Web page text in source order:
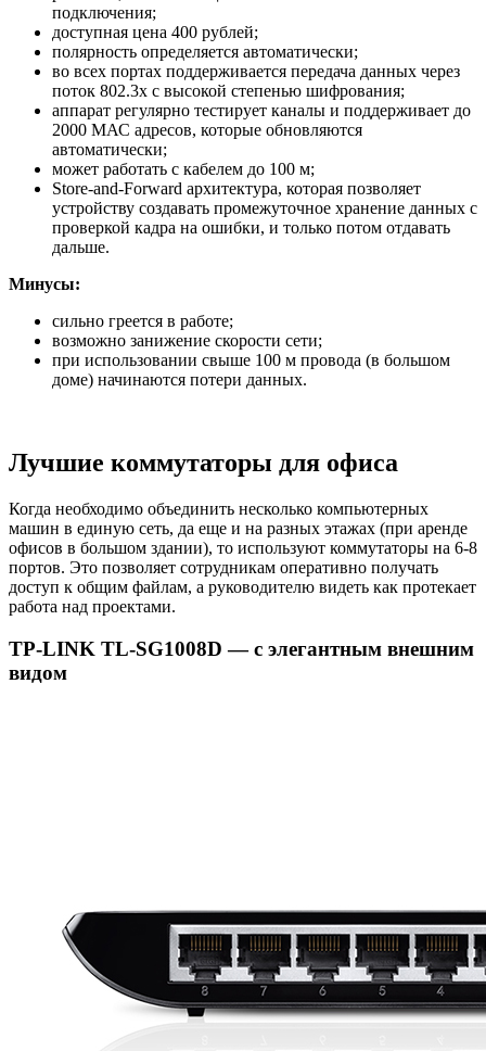
подключения;
доступная цена 400 рублей;
полярность определяется автоматически;
во всех портах поддерживается передача данных через
поток 802.3х с высокой степенью шифрования;
аппарат регулярно тестирует каналы и поддерживает до
2000 МАС адресов, которые обновляются
автоматически;
может работать с кабелем до 100 м;
Store-and-Forward архитектура, которая позволяет
устройству создавать промежуточное хранение данных с
проверкой кадра на ошибки, и только потом отдавать
дальше.
Минусы:
сильно греется в работе;
возможно занижение скорости сети;
при использовании свыше 100 м провода (в большом
доме) начинаются потери данных.
Лучшие коммутаторы для офиса
Когда необходимо объединить несколько компьютерных
машин в единую сеть, да еще и на разных этажах (при аренде
офисов в большом здании), то используют коммутаторы на 6-8
портов. Это позволяет сотрудникам оперативно получать
доступ к общим файлам, а руководителю видеть как протекает
работа над проектами.
TP-LINK TL-SG1008D — с элегантным внешним
видом